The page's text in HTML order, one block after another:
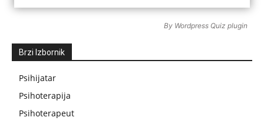
By Wordpress Quiz plugin
Brzi Izbornik
Psihijatar
Psihoterapija
Psihoterapeut